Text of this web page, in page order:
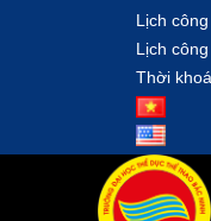
Lịch
Lịch
Thời